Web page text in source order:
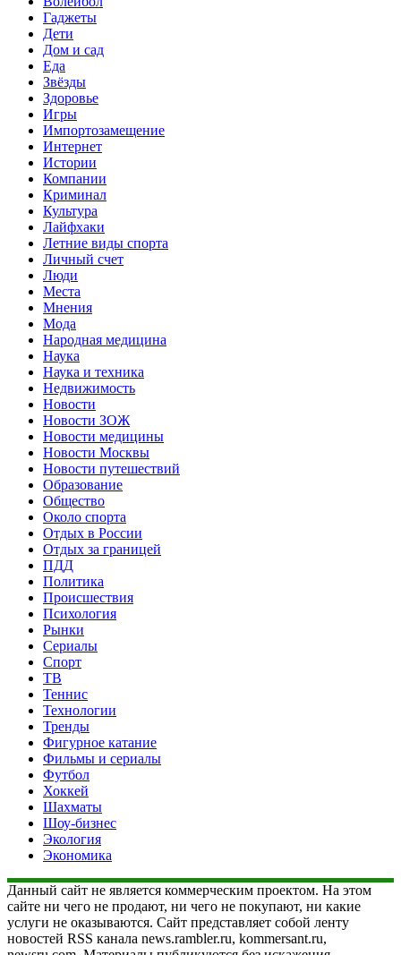
Гаджеты
Дети
Дом и сад
Еда
Звёзды
Здоровье
Игры
Импортозамещение
Интернет
Истории
Компании
Криминал
Культура
Лайфхаки
Летние виды спорта
Личный счет
Люди
Места
Мнения
Мода
Народная медицина
Наука
Наука и техника
Недвижимость
Новости
Новости ЗОЖ
Новости медицины
Новости Москвы
Новости путешествий
Образование
Общество
Около спорта
Отдых в России
Отдых за границей
ПДД
Политика
Происшествия
Психология
Рынки
Сериалы
Спорт
ТВ
Теннис
Технологии
Тренды
Фигурное катание
Фильмы и сериалы
Футбол
Хоккей
Шахматы
Шоу-бизнес
Экология
Экономика
Данный сайт не является коммерческим проектом. На этом
сайте ни чего не продают, ни чего не покупают, ни какие
услуги не оказываются. Сайт представляет собой ленту
новостей RSS канала news.rambler.ru, kommersant.ru,